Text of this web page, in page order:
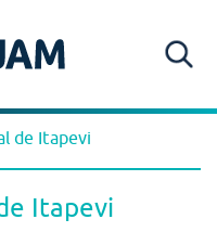
de Itapevi
Itapevi